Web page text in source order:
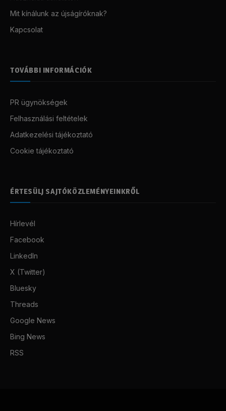
Mit kínálunk az újságíróknak?
Kapcsolat
TOVÁBBI INFORMÁCIÓK
PR ügynökségek
Felhasználási feltételek
Adatkezelési tájékoztató
Cookie tájékoztató
ÉRTESÜLJ SAJTÓKÖZLEMÉNYEINKRŐL
Hírlevél
Facebook
LinkedIn
X (Twitter)
Bluesky
Threads
Google News
Bing News
RSS